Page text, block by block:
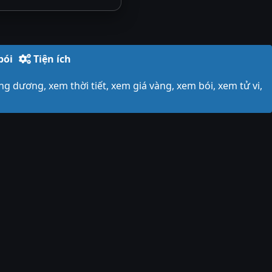
Tiện ích
dương, xem thời tiết, xem giá vàng, xem bói, xem tử vi,